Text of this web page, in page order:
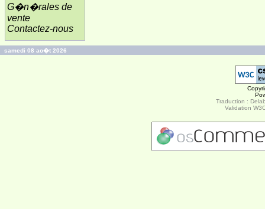
G�n�rales de
vente
Contactez-nous
samedi 08 ao�t 2026
Traduction :
Validation